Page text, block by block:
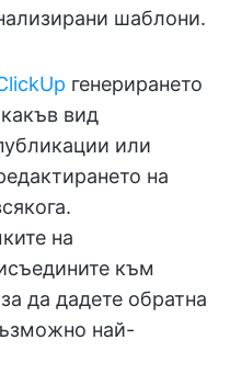
шаблони.
генерирането
вид
или
на
на
към
да дадете обратна
най-